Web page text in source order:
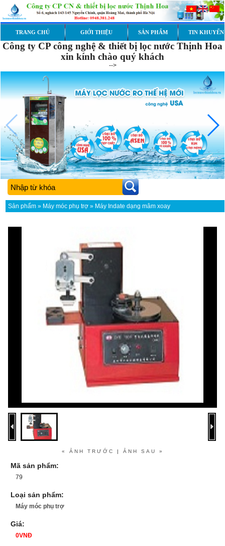
TRANG CHỦ GIỚI THIỆU SẢN PHẨM TIN
Công ty CP công nghệ & thiết bị lọc nước Thịnh Hoa
xin kính chào quý khách
-->
Sản phẩm » Máy móc phụ trợ » Máy Indate dạng mâm xoay
« ẢNH TRƯỚC | ẢNH SAU »
Mã sản phẩm:
79
Loại sản phẩm:
Máy móc phụ trợ
Giá:
0VNĐ